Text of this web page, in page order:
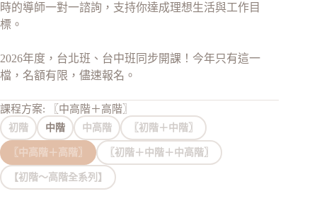
時的導師一對一諮詢，支持你達成理想生活與工作目
標。
2026年度，台北班、台中班同步開課！今年只有這一
檔，名額有限，儘速報名。
課程方案: 〖中高階＋高階〗
初階 中階 中高階 〖初階＋中階〗
〖中高階＋高階〗 〖初階＋中階＋中高階〗
【初階～高階全系列】